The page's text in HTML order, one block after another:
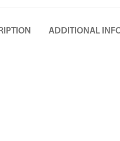
ADDITIONAL